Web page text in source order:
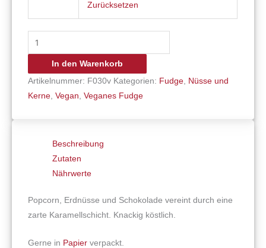
Zurücksetzen
In den Warenkorb
Artikelnummer: F030v Kategorien: Fudge
Nüsse und
Kerne ,Vegan ,Veganes Fudge
Beschreibung
Zutaten
Nährwerte
Popcorn, Erdnüsse und Schokolade vereint durch eine
zarte Karamellschicht. Knackig köstlich.
Gerne in Papier verpackt.